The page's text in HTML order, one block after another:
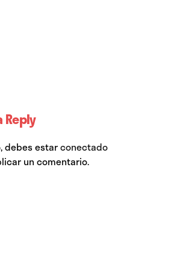
Reply
debes estarconectado
un comentario.